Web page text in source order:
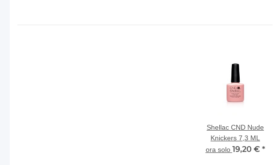
Shellac CND Nude
Knickers 7,3 ML
ora solo 19,20 € *